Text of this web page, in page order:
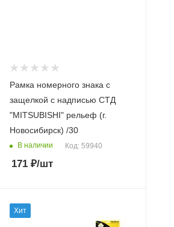
Рамка номерного знака с
защелкой с надписью СТД
"MITSUBISHI" рельеф (г.
Новосибирск) /30
В наличии Код: 59940
171₽/шт
Хит